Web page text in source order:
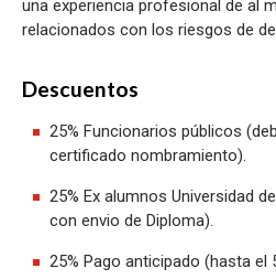
una experiencia profesional de al
relacionados con los riesgos de
Descuentos
25% Funcionarios públicos
certificado nombramiento).
25% Ex alumnos Universidad
con envio de Diploma).
25% Pago anticipado (hasta el